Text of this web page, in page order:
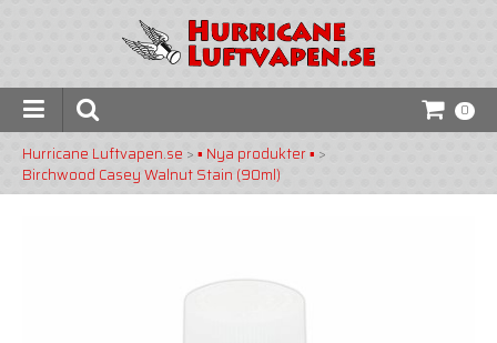
0
Hurricane Luftvapen.se >▪️ Nya produkter ▪️ >
Birchwood Casey Walnut Stain (90ml)